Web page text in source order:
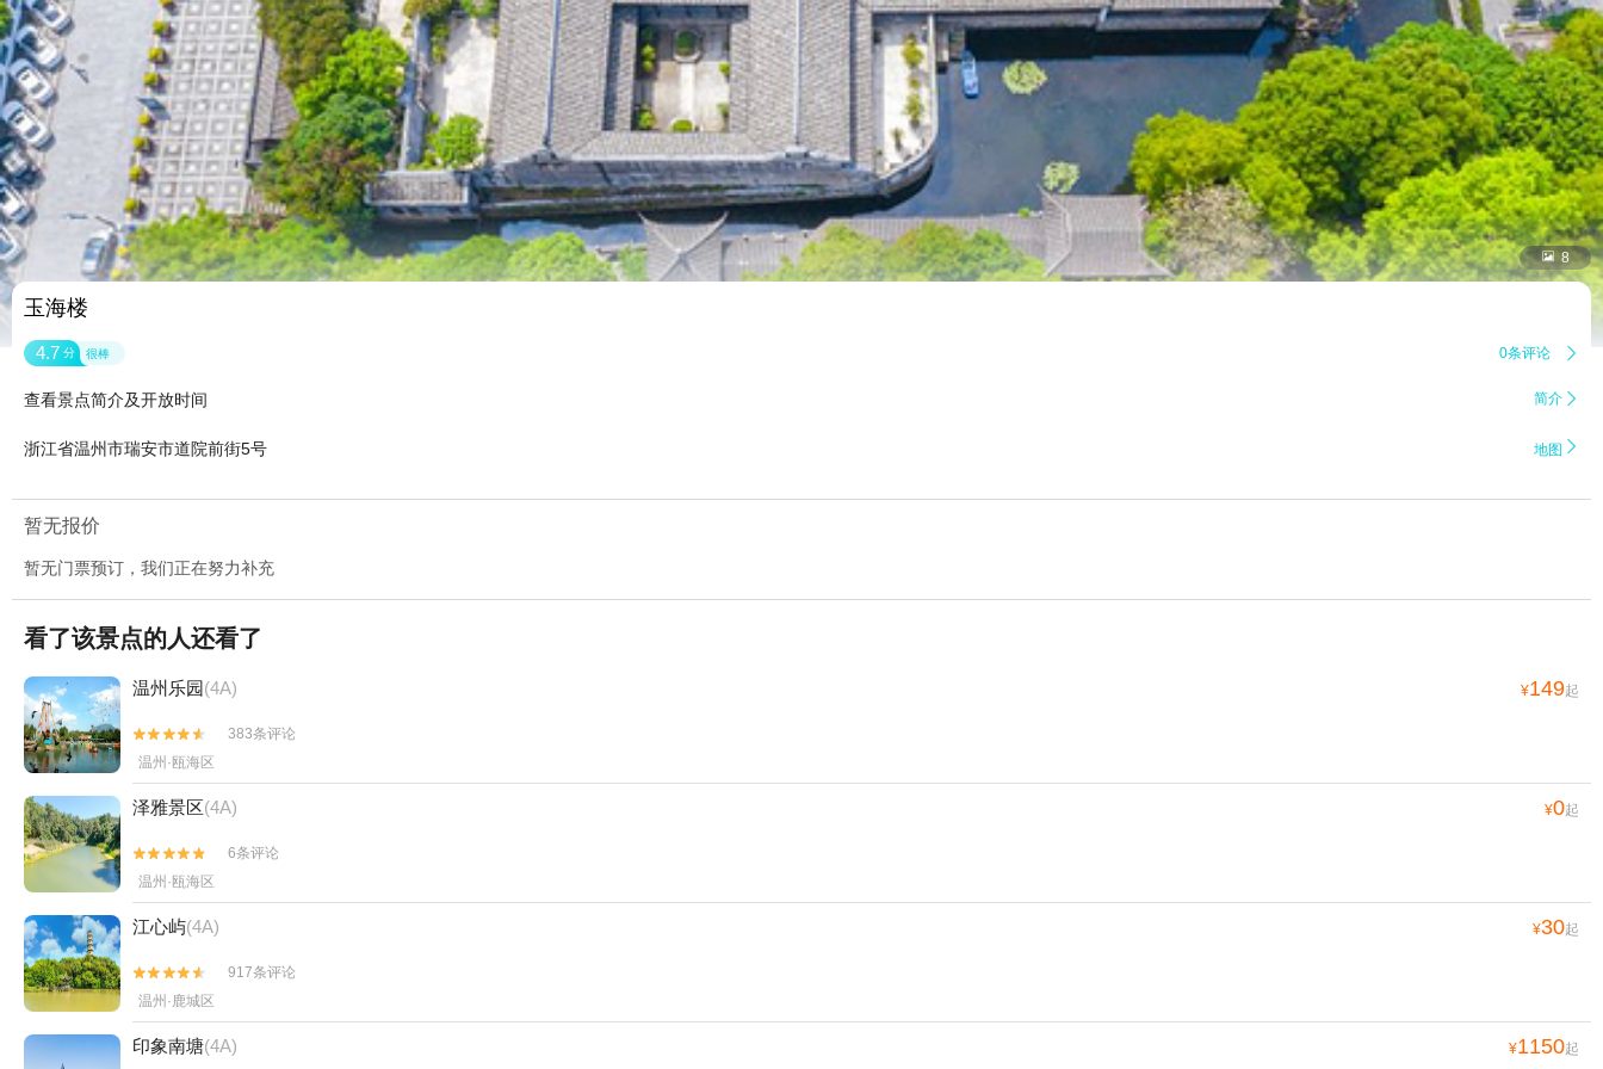
 8
玉海楼
4.7 分 很棒 0条评论 
查看景点简介及开放时间 简介 
浙江省温州市瑞安市道院前街5号 地图 
暂无报价
暂无门票预订，我们正在努力补充
看了该景点的人还看了
温州乐园(4A) ¥149起


383条评论
温州·瓯海区
泽雅景区(4A) ¥0起


6条评论
温州·瓯海区
江心屿(4A) ¥30起


917条评论
温州·鹿城区
印象南塘(4A) ¥1150起